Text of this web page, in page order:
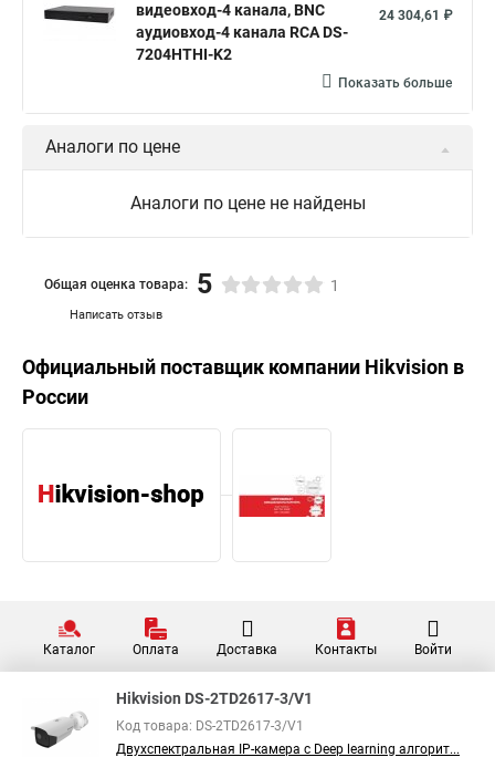
видеовход-4 канала, BNC
аудиовход-4 канала RCA DS-
7204HTHI-K2
24 304,61 ₽
Показать больше
Аналоги по цене
Аналоги по цене не найдены
Написать отзыв
Общая оценка товара: 5 1
Официальный поставщик компании Hikvision в
России
Каталог Оплата Доставка Контакты Войти
Hikvision DS-2TD2617-3/V1
Код товара: DS-2TD2617-3/V1
Двухспектральная IP-камера с Deep learning алгорит...